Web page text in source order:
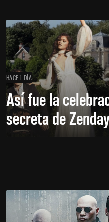
HACE 1 DÍA
Así fue la
secreta de